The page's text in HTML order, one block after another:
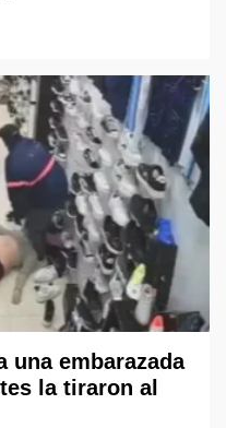
una embarazada
la tiraron al